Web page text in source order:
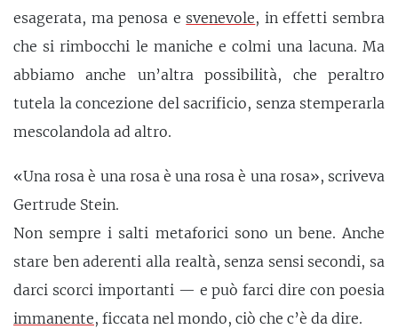
esagerata, ma penosa e svenevole, in effetti sembra
che si rimbocchi le maniche e colmi una lacuna. Ma
abbiamo anche un’altra possibilità, che peraltro
tutela la concezione del sacrificio, senza stemperarla
mescolandola ad altro.
«Una rosa è una rosa è una rosa è una rosa», scriveva
Gertrude Stein.
Non sempre i salti metaforici sono un bene. Anche
stare ben aderenti alla realtà, senza sensi secondi, sa
darci scorci importanti — e può farci dire con poesia
immanente, ficcata nel mondo, ciò che c’è da dire.